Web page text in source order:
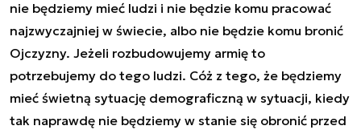
nie będziemy mieć ludzi i nie będzie komu pracować
najzwyczajniej w świecie, albo nie będzie komu bronić
Ojczyzny. Jeżeli rozbudowujemy armię to
potrzebujemy do tego ludzi. Cóż z tego, że będziemy
mieć świetną sytuację demograficzną w sytuacji, kiedy
tak naprawdę nie będziemy w stanie się obronić przed